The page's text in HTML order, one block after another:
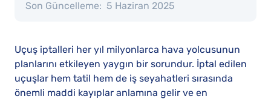
Son Güncelleme: 5 Haziran 2025
Uçuş iptalleri her yıl milyonlarca hava yolcusunun
planlarını etkileyen yaygın bir sorundur. İptal edilen
uçuşlar hem tatil hem de iş seyahatleri sırasında
önemli maddi kayıplar anlamına gelir ve en